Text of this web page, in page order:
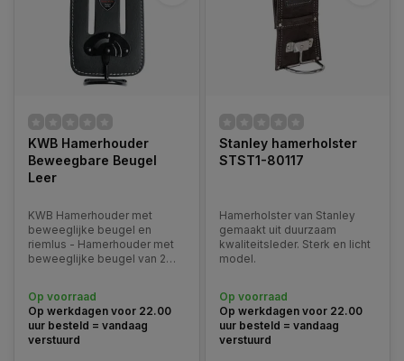
KWB Hamerhouder
Beweegbare Beugel
Leer
KWB Hamerhouder met
beweeglijke beugel en
riemlus - Hamerhouder met
beweeglijke beugel van 2
enkele naden afgezet met
zilverdraad.
Op voorraad
Op werkdagen voor 22.00
uur besteld = vandaag
verstuurd
Stanley hamerholster
STST1-80117
Hamerholster van Stanley
gemaakt uit duurzaam
kwaliteitsleder. Sterk en licht
model.
Op voorraad
Op werkdagen voor 22.00
uur besteld = vandaag
verstuurd